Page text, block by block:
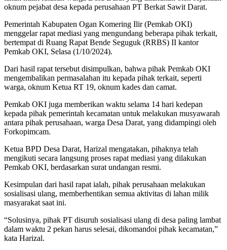
oknum pejabat desa kepada perusahaan PT Berkat Sawit Darat.
Pemerintah Kabupaten Ogan Komering Ilir (Pemkab OKI)
menggelar rapat mediasi yang mengundang beberapa pihak terkait,
bertempat di Ruang Rapat Bende Seguguk (RRBS) II kantor
Pemkab OKI, Selasa (1/10/2024).
Dari hasil rapat tersebut disimpulkan, bahwa pihak Pemkab OKI
mengembalikan permasalahan itu kepada pihak terkait, seperti
warga, oknum Ketua RT 19, oknum kades dan camat.
Pemkab OKI juga memberikan waktu selama 14 hari kedepan
kepada pihak pemerintah kecamatan untuk melakukan musyawarah
antara pihak perusahaan, warga Desa Darat, yang didampingi oleh
Forkopimcam.
Ketua BPD Desa Darat, Harizal mengatakan, pihaknya telah
mengikuti secara langsung proses rapat mediasi yang dilakukan
Pemkab OKI, berdasarkan surat undangan resmi.
Kesimpulan dari hasil rapat ialah, pihak perusahaan melakukan
sosialisasi ulang, memberhentikan semua aktivitas di lahan milik
masyarakat saat ini.
“Solusinya, pihak PT disuruh sosialisasi ulang di desa paling lambat
dalam waktu 2 pekan harus selesai, dikomandoi pihak kecamatan,”
kata Harizal.